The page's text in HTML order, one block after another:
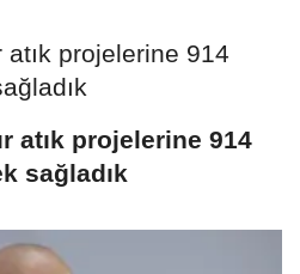
atık projelerine 914
sağladık